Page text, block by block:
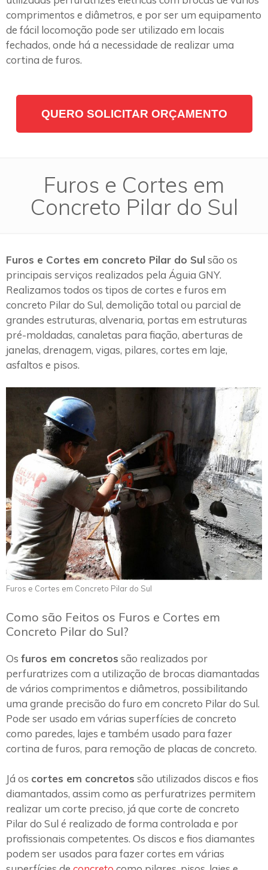
comprimentos e diâmetros, e por ser um equipamento
de fácil locomoção pode ser utilizado em locais
fechados, onde há a necessidade de realizar uma
cortina de furos.
QUERO SOLICITAR ORÇAMENTO
Furos e Cortes em
Concreto Pilar do Sul
Furos e Cortes em concreto Pilar do Sul são os
principais serviços realizados pela Águia GNY.
Realizamos todos os tipos de cortes e furos em
concreto Pilar do Sul, demolição total ou parcial de
grandes estruturas, alvenaria, portas em estruturas
pré-moldadas, canaletas para fiação, aberturas de
janelas, drenagem, vigas, pilares, cortes em laje,
asfaltos e pisos.
Furos e Cortes em Concreto Pilar do Sul
Como são Feitos os Furos e Cortes em
Concreto Pilar do Sul?
Os furos em concretos são realizados por
perfuratrizes com a utilização de brocas diamantadas
de vários comprimentos e diâmetros, possibilitando
uma grande precisão do furo em concreto Pilar do Sul.
Pode ser usado em várias superfícies de concreto
como paredes, lajes e também usado para fazer
cortina de furos, para remoção de placas de concreto.
Já os cortes em concretos são utilizados discos e fios
diamantados, assim como as perfuratrizes permitem
realizar um corte preciso, já que corte de concreto
Pilar do Sul é realizado de forma controlada e por
profissionais competentes. Os discos e fios diamantes
podem ser usados para fazer cortes em várias